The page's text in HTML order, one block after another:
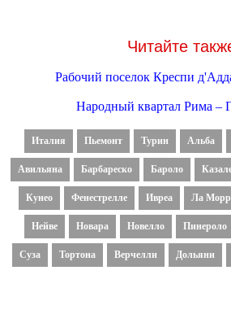
Читайте
Рабочий поселок Креспи
Народный квартал Рима –
Италия Пьемонт Турин Альба
Авильяна Барбареско Бароло
Кунео Фенестрелле Ивреа Ла
Нейве Новара Новелло Пинероло
Суза Тортона Верчелли Дольяни